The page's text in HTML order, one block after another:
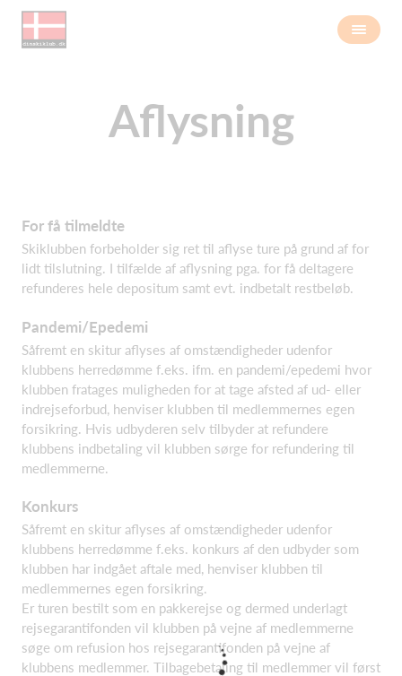
Aflysning
For få tilmeldte
Skiklubben forbeholder sig ret til aflyse ture på grund af for
lidt tilslutning. I tilfælde af aflysning pga. for få deltagere
refunderes hele depositum samt evt. indbetalt restbeløb.
Pandemi/Epedemi
Såfremt en skitur aflyses af omstændigheder udenfor
klubbens herredømme f.eks. ifm. en pandemi/epedemi hvor
klubben fratages muligheden for at tage afsted af ud- eller
indrejseforbud, henviser klubben til medlemmernes egen
forsikring. Hvis udbyderen selv tilbyder at refundere
klubbens indbetaling vil klubben sørge for refundering til
medlemmerne.
Konkurs
Såfremt en skitur aflyses af omstændigheder udenfor
klubbens herredømme f.eks. konkurs af den udbyder som
klubben har indgået aftale med, henviser klubben til
medlemmernes egen forsikring.
Er turen bestilt som en pakkerejse og dermed underlagt
rejsegarantifonden vil klubben på vejne af medlemmerne
søge om refusion hos rejsegarantifonden på vejne af
klubbens medlemmer. Tilbagebetaling til medlemmer vil først